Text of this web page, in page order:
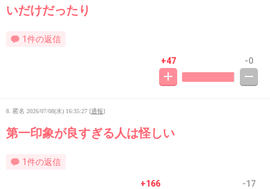
いだけだったり
1件の返信
+47 -0
8. 匿名 2026/07/08(水) 16:35:27 [通報]
第一印象が良すぎる人は怪しい
1件の返信
+166 -17